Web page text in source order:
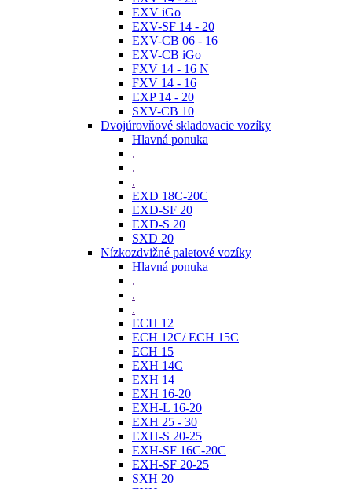
EXV iGo
EXV-SF 14 - 20
EXV-CB 06 - 16
EXV-CB iGo
FXV 14 - 16 N
FXV 14 - 16
EXP 14 - 20
SXV-CB 10
Dvojúrovňové skladovacie vozíky
Hlavná ponuka
.
.
.
EXD 18C-20C
EXD-SF 20
EXD-S 20
SXD 20
Nízkozdvižné paletové vozíky
Hlavná ponuka
.
.
.
ECH 12
ECH 12C/ ECH 15C
ECH 15
EXH 14C
EXH 14
EXH 16-20
EXH-L 16-20
EXH 25 - 30
EXH-S 20-25
EXH-SF 16C-20C
EXH-SF 20-25
SXH 20